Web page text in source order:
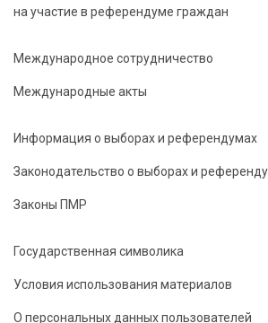
на участие в референдуме граждан
Международное сотрудничество
Международные акты
Информация о выборах и референдумах
Законодательство о выборах и
Законы ПМР
Государственная символика
Условия использования материалов
О персональных данных пользователей